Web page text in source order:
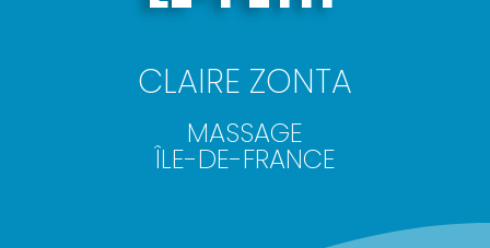
CLAIRE ZONTA
MASSAGE
ÎLE-DE-FRANCE